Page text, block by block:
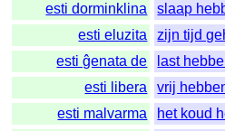
esti dorminklina
slaap
esti eluzita
zijn tijd
esti ĝenata de
last
esti libera
vrij
esti malvarma
het koud